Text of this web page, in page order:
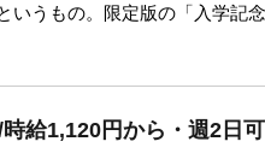
うもの。限定版の「入学記念
給1,120円から・週2日